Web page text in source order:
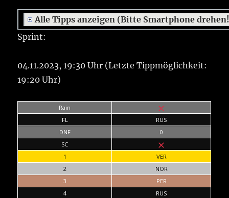
Alle Tipps anzeigen (Bitte Smartphone
Sprint:
04.11.2023, 19:30 Uhr (Letzte Tippmöglichkeit:
19:20 Uhr)
Rain
FL
RUS
DNF
0
SC
1
VER
2
NOR
3
PER
4
RUS